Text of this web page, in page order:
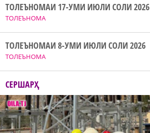
ТОЛЕЪНОМА
ТОЛЕЪНОМАИ 17-УМИ ИЮЛИ СОЛИ 2026
ТОЛЕЪНОМА
ТОЛЕЪНОМАИ 8-УМИ ИЮЛИ СОЛИ 2026
СЕРШАРҲ